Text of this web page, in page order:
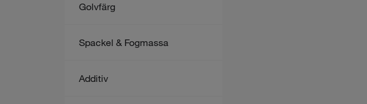
Golvfärg
Spackel & Fogmassa
Additiv